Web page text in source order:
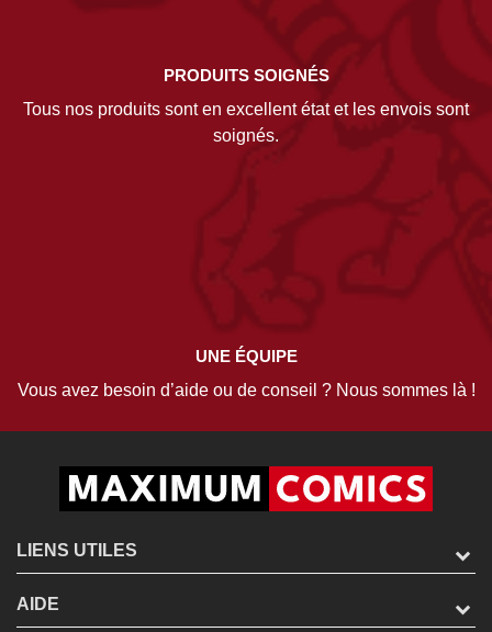
PRODUITS SOIGNÉS
Tous nos produits sont en excellent état et les envois sont
soignés.
UNE ÉQUIPE
Vous avez besoin d’aide ou de conseil ? Nous sommes là !
LIENS UTILES
AIDE